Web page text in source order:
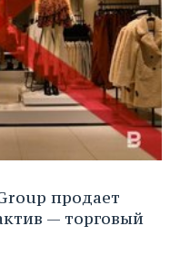
продает
— торговый